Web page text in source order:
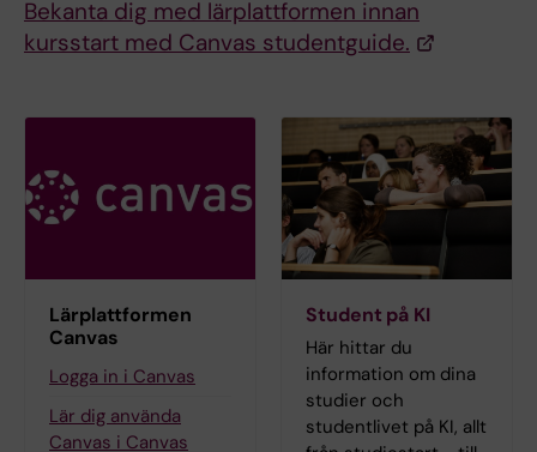
Bekanta dig med lärplattformen innan
kursstart med Canvas studentguide.
Lärplattformen
Canvas
Logga in i Canvas
Lär dig använda
Canvas i Canvas
Student på KI
Här hittar du
information om dina
studier och
studentlivet på KI, allt